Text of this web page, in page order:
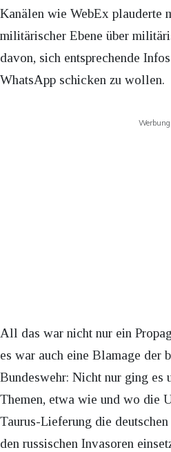
Kanälen wie WebEx plauderte
militärischer Ebene über
davon, sich entsprechende
WhatsApp schicken zu wollen.
Werbung
All das war nicht nur ein
es war auch eine Blamage der
Bundeswehr: Nicht nur ging es
Themen, etwa wie und wo die
Taurus-Lieferung die
den russischen Invasoren